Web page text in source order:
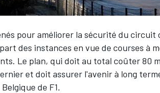
pour améliorer la sécurité du circuit
des instances en vue de courses à
Le plan, qui doit au total coûter 80
et doit assurer l'avenir à long
de F1.